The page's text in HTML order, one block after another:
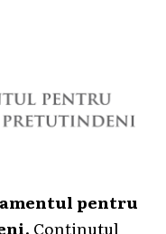
pentru
. Conținutul